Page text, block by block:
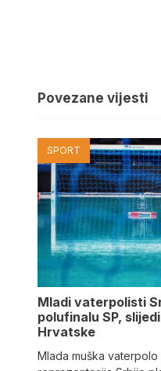
Povezane vijesti
SPORT
Mladi vaterpolisti
polufinalu SP,
Hrvatske
Mlada muška vaterpolo